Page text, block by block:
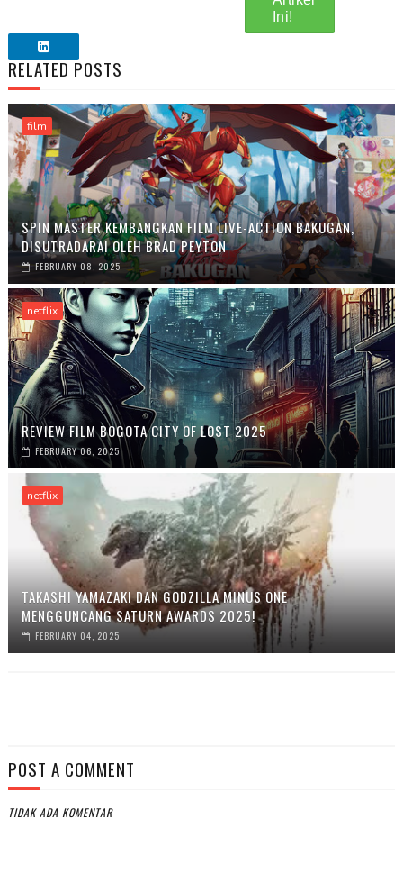
RELATED POSTS
film
SPIN MASTER KEMBANGKAN FILM LIVE-ACTION BAKUGAN,
DISUTRADARAI OLEH BRAD PEYTON
FEBRUARY 08, 2025
netflix
REVIEW FILM BOGOTA CITY OF LOST 2025
FEBRUARY 06, 2025
netflix
TAKASHI YAMAZAKI DAN GODZILLA MINUS ONE
MENGGUNCANG SATURN AWARDS 2025!
FEBRUARY 04, 2025
POST A COMMENT
TIDAK ADA KOMENTAR